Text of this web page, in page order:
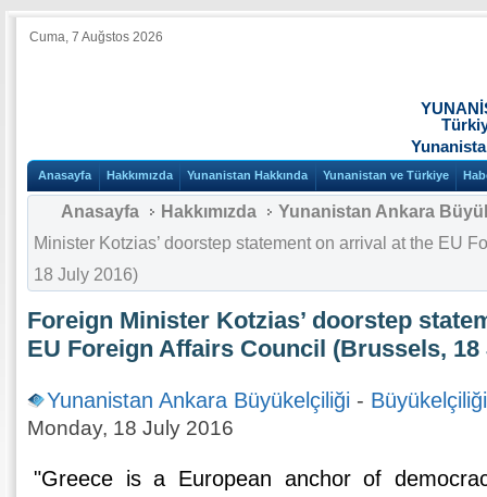
Cuma, 7 Auğstos 2026
Anasayfa Hakkımızda Yunanistan Hakkında Yunanistan ve Türkiye
Anasayfa Hakkımızda
Yunanistan Ankara
Minister Kotzias’ doorstep statement on arrival at the EU
18 July 2016)
Foreign Minister Kotzias’ doorstep
EU Foreign Affairs Council (Brussels, 18
Yunanistan Ankara Büyükelçiliği -
Monday, 18 July 2016
"Greece is a European anchor of